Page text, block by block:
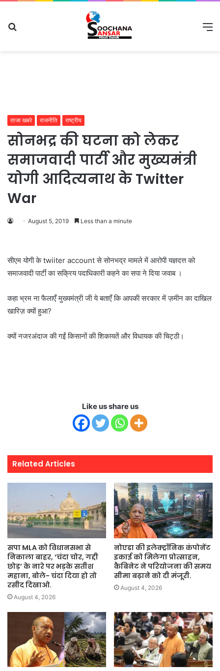
ताजा खबरे राजनीति राष्ट्रीय
सोनभद्र की घटना को लेकर
समाजवादी पार्टी और मुख्यमंत्री
योगी आदित्यनाथ के Twitter
War
August 5, 2019 Less than a minute
सीएम योगी के twiiter account से सोनभद्र मामले में आरोपी यज्ञदत्त को
समाजवादी पार्टी का सक्रिय पदाधिकारी कहने का सपा ने दिया जवाब ।
कहा भ्रम ना फैलाएँ मुख्यमंत्री जी ये बताएँ कि आपकी सरकार में ज़मीन का दाखिल
खारिज़ क्यों हुआ?
क्यों नजरअंदाज की गईं किसानों की शिकायतें और विधायक की चिट्ठी।
Like us share us
Related Articles
सपा MLA को विधानसभा से
निकाला बाहर, ‘चंदा चोर, गद्दी
छोड़’ के नारे पर भड़के सतीश
महाना, बोले- चंदा दिया हो तो
रसीद दिखाओ.
August 4, 2026
नोएडा की इलेक्ट्रॉनिक कंपोनेंट
इकाई को मिलेगा प्रोत्साहन,
कैबिनेट ने परियोजना की समय
सीमा बढ़ाने को दी मंजूरी.
August 4, 2026